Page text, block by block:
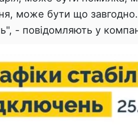
може бути що
- повідомляють у